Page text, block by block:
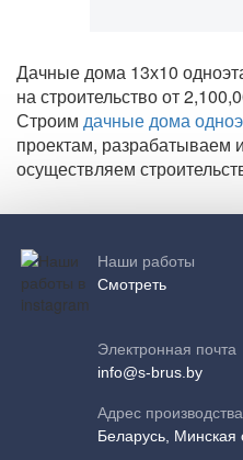
Дачные дома 13х10
на строительство от
Строим дачные дома
проектам, разрабатываем
осуществляем
Наши работы
Смотреть
Электронная почта
info@s-brus.by
Адрес производства
Беларусь,